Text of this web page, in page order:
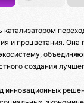
катализатором
и процветания. Она
создания
инновационных